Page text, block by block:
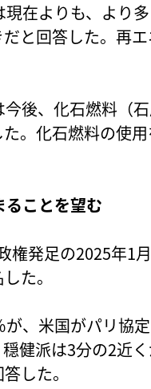
在よりも、より
と回答した。再
後、化石燃料（
。化石燃料の使
ことを望む
権発足の2025年1
た。
、米国がパリ協
健派は3分の2近く
した。